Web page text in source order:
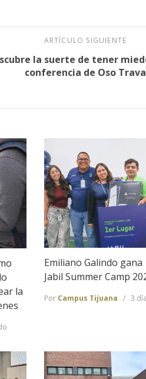
ARTÍCULO SIGUIENTE
la suerte de tener
conferencia de Oso Trava
la
Emiliano Galindo gana
Jabil Summer Camp
Por Campus Tijuana 3